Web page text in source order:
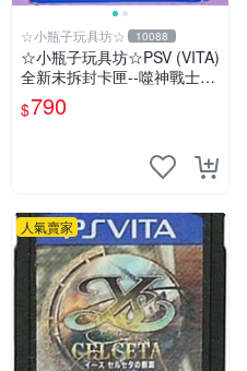
☆小瓶子玩具坊☆ 10088
☆小瓶子玩具坊☆PSV (VITA)
全新未拆封卡匣--噬神戰士2
《噬神者2》
$790
人氣賣家